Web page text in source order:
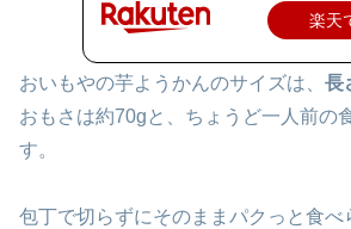
楽天
おいもやの芋ようかんのサイズは、 長
おもさは約70gと、ちょうど一人前の
す。
包丁で切らずにそのままパクっと食べ